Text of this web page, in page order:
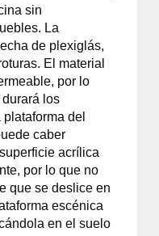
de embalaje para eventos
para eventos de boda
sin
La
de plexiglás,
El material
por lo
los
del
caber
acrílica
por lo que no
que se deslice en
escénica
en el suelo